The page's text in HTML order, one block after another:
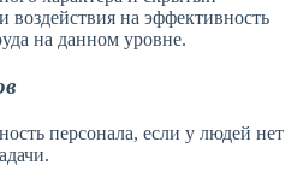
воздействия на эффективность
на данном уровне.
персонала, если у людей нет